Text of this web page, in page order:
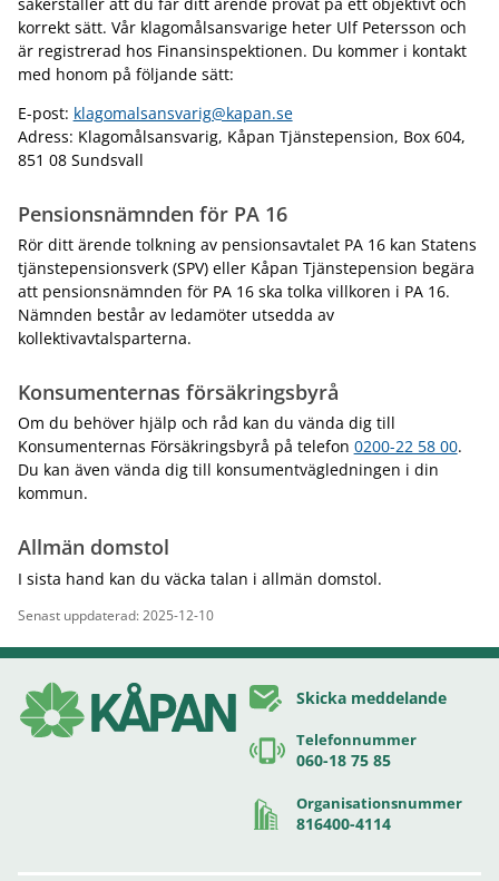
korrekt sätt. Vår klagomålsansvarige heter Ulf Petersson och
är registrerad hos Finansinspektionen. Du kommer i kontakt
med honom på följande sätt:
E-post: klagomalsansvarig@kapan.se
Adress: Klagomålsansvarig, Kåpan Tjänstepension, Box 604,
851 08 Sundsvall
Pensionsnämnden för PA 16
Rör ditt ärende tolkning av pensionsavtalet PA 16 kan Statens
tjänstepensionsverk (SPV) eller Kåpan Tjänstepension begära
att pensionsnämnden för PA 16 ska tolka villkoren i PA 16.
Nämnden består av ledamöter utsedda av
kollektivavtalsparterna.
Konsumenternas försäkringsbyrå
Om du behöver hjälp och råd kan du vända dig till
Konsumenternas Försäkringsbyrå på telefon 0200-22 58 00.
Du kan även vända dig till konsumentvägledningen i din
kommun.
Allmän domstol
I sista hand kan du väcka talan i allmän domstol.
Senast uppdaterad: 2025-12-10
Skicka meddelande
Telefonnummer
060-18 75 85
Organisationsnummer
816400-4114